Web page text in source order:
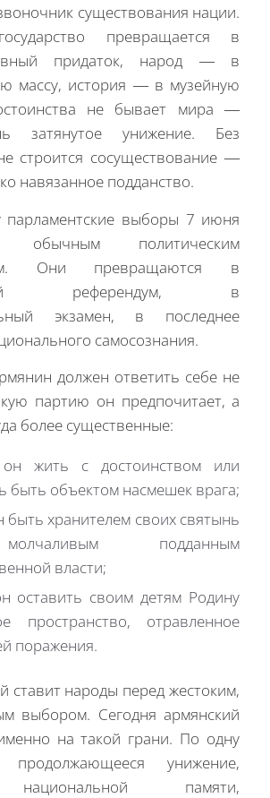
существования нации.
превращается в
придаток, народ — в
массу, история — в музейную
не бывает мира —
затянутое унижение. Без
строится сосуществование —
навязанное подданство.
выборы 7 июня
политическим
Они превращаются в
референдум, в
экзамен, в последнее
самосознания.
должен ответить себе не
партию он предпочитает, а
более существенные:
жить с достоинством или
быть объектом насмешек врага;
быть хранителем своих святынь
подданным
власти;
оставить своим детям Родину
пространство, отравленное
поражения.
ставит народы перед жестоким,
выбором. Сегодня армянский
на такой грани. По одну
унижение,
памяти,